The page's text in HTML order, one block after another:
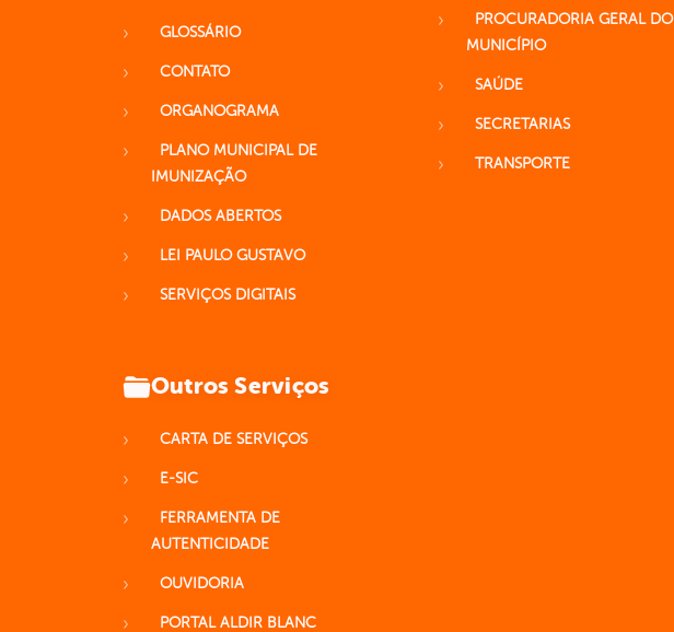
GLOSSÁRIO
CONTATO
ORGANOGRAMA
PLANO MUNICIPAL DE
IMUNIZAÇÃO
DADOS ABERTOS
LEI PAULO GUSTAVO
SERVIÇOS DIGITAIS
PROCURADORIA GERAL DO
MUNICÍPIO
SAÚDE
SECRETARIAS
TRANSPORTE
Outros Serviços
CARTA DE SERVIÇOS
E-SIC
FERRAMENTA DE
AUTENTICIDADE
OUVIDORIA
PORTAL ALDIR BLANC